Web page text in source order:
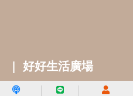
好好生活廣場
小太陽親子館